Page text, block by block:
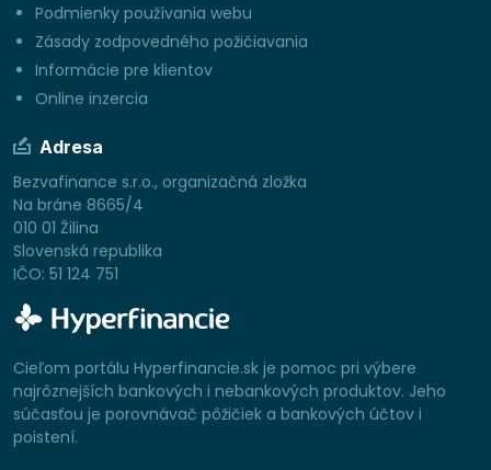
Podmienky používania webu
Zásady zodpovedného požičiavania
Informácie pre klientov
Online inzercia
Adresa
Bezvafinance s.r.o., organizačná zložka
Na bráne 8665/4
010 01 Žilina
Slovenská republika
IČO: 51 124 751
Cieľom portálu Hyperfinancie.sk je pomoc pri výbere
najrôznejších bankových i nebankových produktov. Jeho
súčasťou je porovnávač pôžičiek a bankových účtov i
poistení.